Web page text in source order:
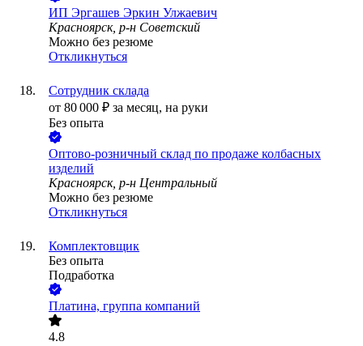
ИП Эргашев Эркин Улжаевич
Красноярск, р-н Советский
Можно без резюме
Откликнуться
Сотрудник склада
от 80 000 ₽ за месяц, на руки
Без опыта
Оптово-розничный склад по продаже колбасных
изделий
Красноярск, р-н Центральный
Можно без резюме
Откликнуться
Комплектовщик
Без опыта
Подработка
Платина, группа компаний
4.8